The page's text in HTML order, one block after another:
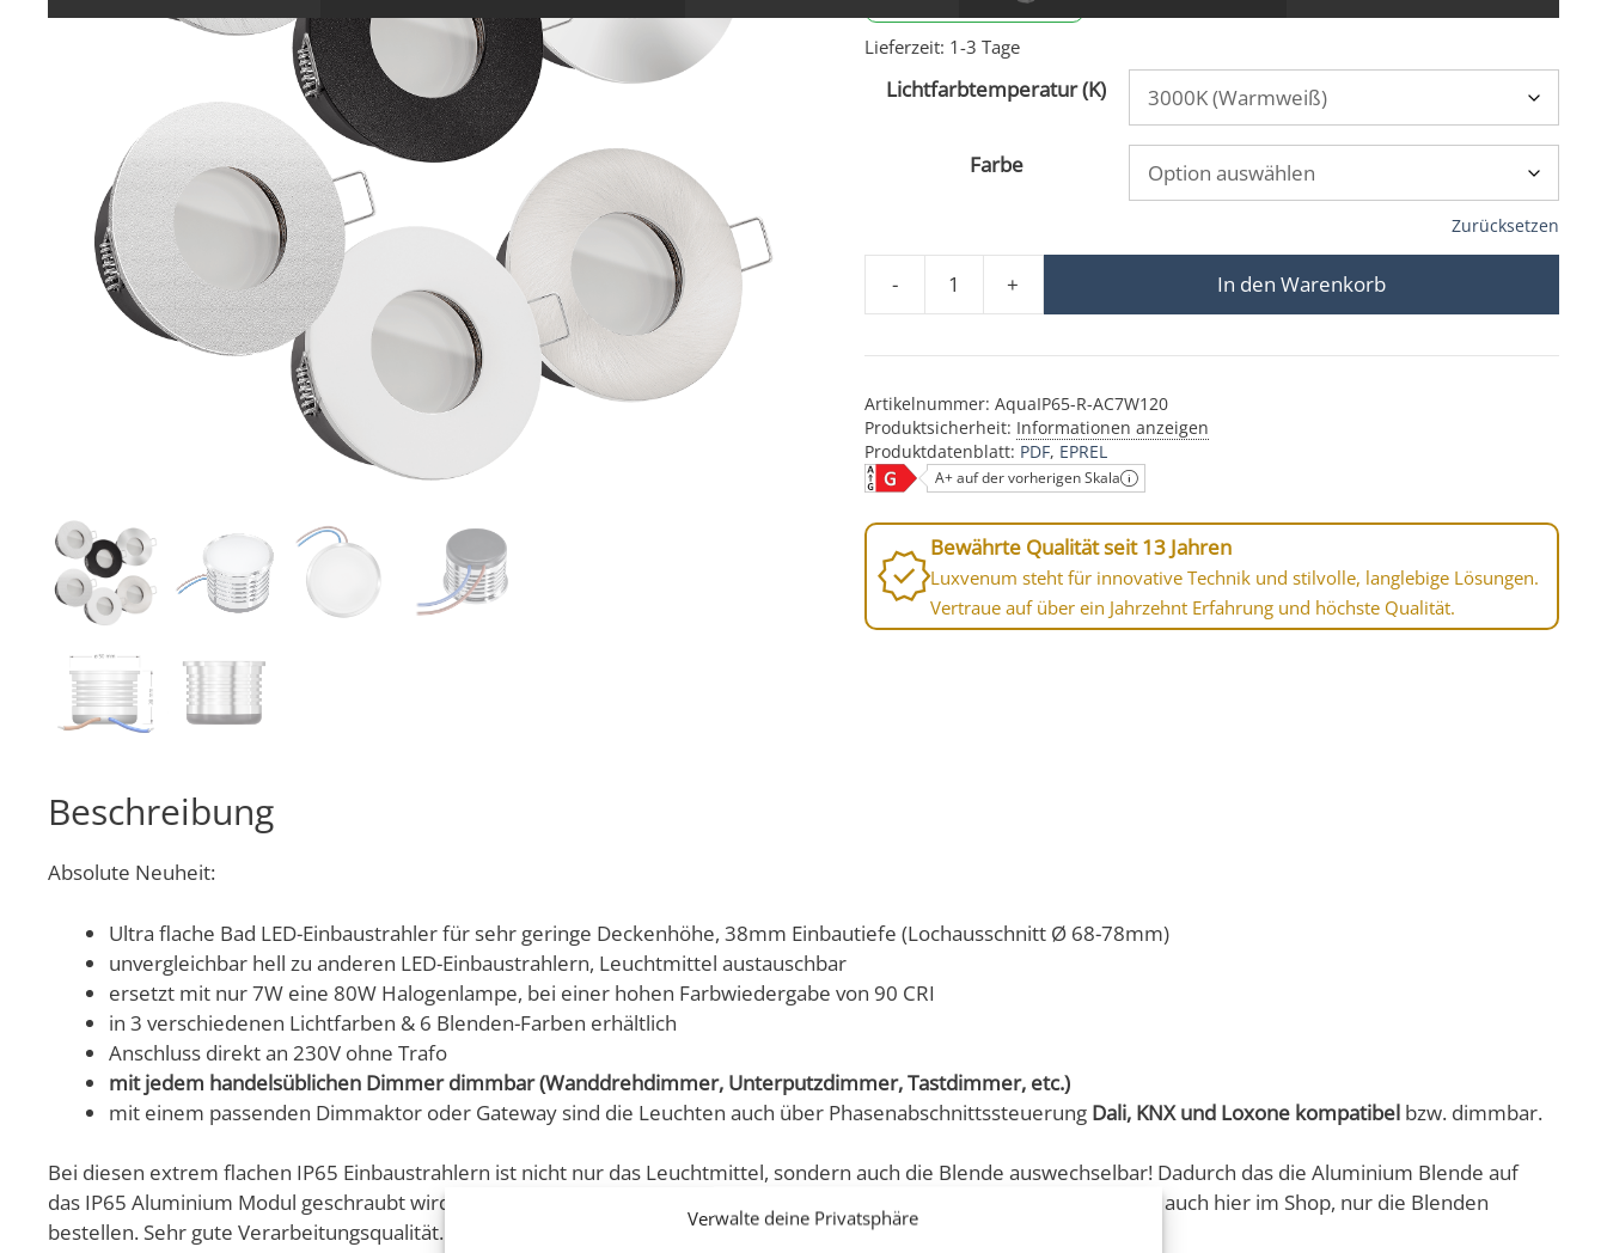
Verwalte deine Privatsphäre
Lieferzeit: 1-3 Tage
Lichtfarbtemperatur (K)
Farbe
Zurücksetzen
-
Lista Aqua Einbaustrahler ohne Trafo | 230V & IP65 | 45mm flach |
+ In den Warenkorb
Artikelnummer: AquaIP65-R-AC7W120
Produktsicherheit: Informationen anzeigen
Produktdatenblatt: PDF EPREL
A+ auf der vorherigen Skala
Bewährte Qualität seit 13 Jahren
Luxvenum steht für innovative Technik und stilvolle, langlebige Lösungen.
Vertraue auf über ein Jahrzehnt Erfahrung und höchste Qualität.
Beschreibung
Absolute Neuheit:
Ultra flache Bad LED-Einbaustrahler für sehr geringe Deckenhöhe, 38mm Einbautiefe (Lochausschnitt Ø 68-78mm)
unvergleichbar hell zu anderen LED-Einbaustrahlern, Leuchtmittel austauschbar
ersetzt mit nur 7W eine 80W Halogenlampe, bei einer hohen Farbwiedergabe von 90 CRI
in 3 verschiedenen Lichtfarben & 6 Blenden-Farben erhältlich
Anschluss direkt an 230V ohne Trafo
mit jedem handelsüblichen Dimmer dimmbar (Wanddrehdimmer, Unterputzdimmer, Tastdimmer, etc.)
mit einem passenden Dimmaktor oder Gateway sind die Leuchten auch über Phasenabschnittssteuerung Dali, KNX und Loxone kompatibel bzw. dimmbar.
Bei diesen extrem flachen IP65 Einbaustrahlern ist nicht nur das Leuchtmittel, sondern auch die Blende auswechselbar! Dadurch das die Aluminium Blende auf
das IP65 Aluminium Modul geschraubt wird. Wenn es in ein paar Jahren mal ein andere Look sein soll, kannst du bei uns, auch hier im Shop, nur die Blenden
bestellen. Sehr gute Verarbeitungsqualität.